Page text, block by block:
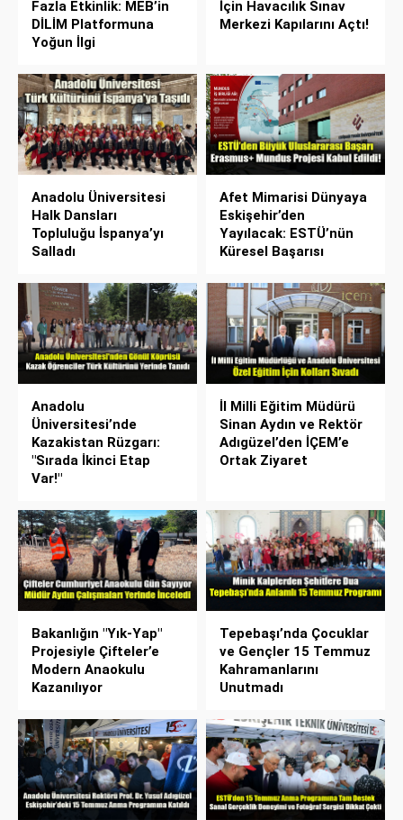
Fazla Etkinlik: MEB’in
DİLİM Platformuna
Yoğun İlgi
İçin Havacılık Sınav
Merkezi Kapılarını Açtı!
Anadolu Üniversitesi
Halk Dansları
Topluluğu İspanya’yı
Salladı
Afet Mimarisi Dünyaya
Eskişehir’den
Yayılacak: ESTÜ’nün
Küresel Başarısı
Anadolu
Üniversitesi’nde
Kazakistan Rüzgarı:
"Sırada İkinci Etap
Var!"
İl Milli Eğitim Müdürü
Sinan Aydın ve Rektör
Adıgüzel’den İÇEM’e
Ortak Ziyaret
Bakanlığın "Yık-Yap"
Projesiyle Çifteler’e
Modern Anaokulu
Kazanılıyor
Tepebaşı’nda Çocuklar
ve Gençler 15 Temmuz
Kahramanlarını
Unutmadı